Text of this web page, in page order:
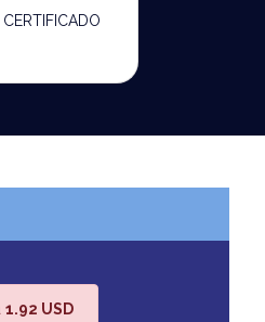
CERTIFICADO
1.92 USD